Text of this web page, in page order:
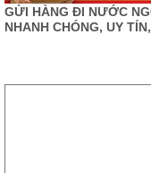
GỬI HÀNG ĐI NƯỚC
NHANH CHÓNG, UY